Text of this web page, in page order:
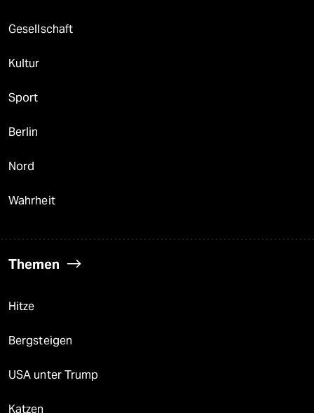
Gesellschaft
Kultur
Sport
Berlin
Nord
Wahrheit
Themen
Hitze
Bergsteigen
USA unter Trump
Katzen